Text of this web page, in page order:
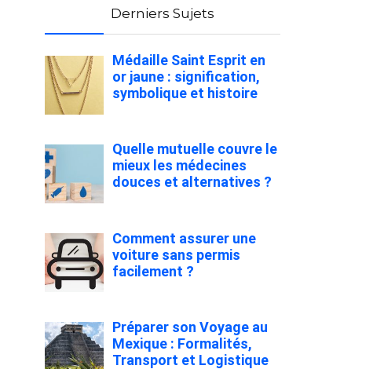
Derniers Sujets
Médaille Saint Esprit en
or jaune : signification,
symbolique et histoire
Quelle mutuelle couvre le
mieux les médecines
douces et alternatives ?
Comment assurer une
voiture sans permis
facilement ?
Préparer son Voyage au
Mexique : Formalités,
Transport et Logistique